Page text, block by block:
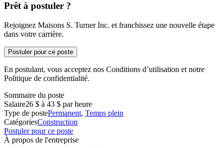
Prêt à postuler ?
Rejoignez Maisons S. Turner Inc. et franchissez une nouvelle étape
dans votre carrière.
Postuler pour ce poste
En postulant, vous acceptez nos Conditions d’utilisation et notre
Politique de confidentialité.
Sommaire du poste
Salaire26 $ à 43 $ par heure
Type de postePermanent, Temps plein
CatégoriesConstruction
Postuler pour ce poste
À propos de l'entreprise